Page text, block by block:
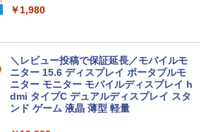
￥4,990
Anker Soundcore Liberty 5 ミッドナイトブ
ラック
￥14,990
On My Road (Stadium ver.)
￥250
ウォーター ペットボトル 静岡県産 500ミリリ
ットル (Smart Basic)
￥1,380
by Amazon 天然水ラベルレス 2L×9本
￥1,117
HUNTER×HUNTER モノクロ版 39 (ジャンプ
コミックスDIGITAL)
￥572
ン ノートパソコン バイオ 中古ノートPC
￥24,800
マイクロソフト 法人向け Surface Pro 1
2 インチ キーボード ストーン グレー EP
LAN Windows10 Windows11 ミニデス
￥29,800
「楽天ランキング1位」 デスクトップパ
ソコン Windows11 Office付き パソコン
￥1,980
＼レビュー投稿で保証延長／モバイルモ
ニター 15.6 ディスプレイ ポータブルモ
ニター モニター モバイルディスプレイ h
dmi タイプC デュアルディスプレイ スタ
ンド ゲーム 液晶 薄型 軽量